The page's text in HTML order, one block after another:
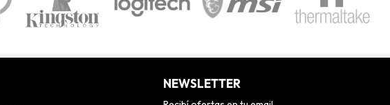
NEWSLETTER